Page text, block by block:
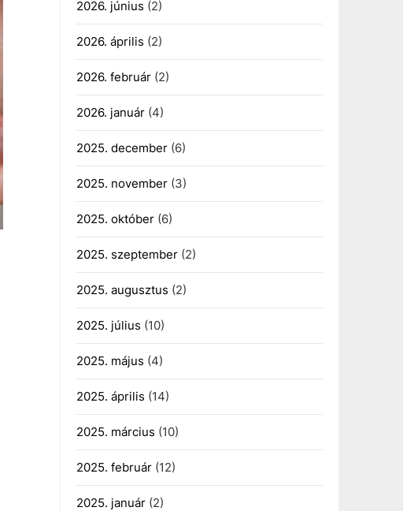
2026. június (2)
2026. április (2)
2026. február(2)
2026. január(4)
2025. december(6)
2025. november(3)
2025. október(6)
2025. szeptember(2)
2025. augusztus (2)
2025. július (10)
2025. május (4)
2025. április (14)
2025. március (10)
2025. február(12)
2025. január(2)